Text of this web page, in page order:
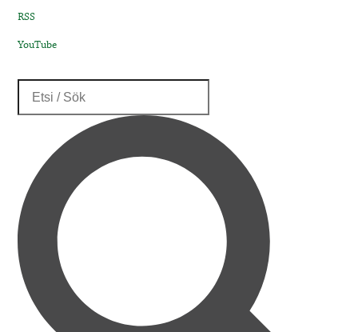
RSS
YouTube